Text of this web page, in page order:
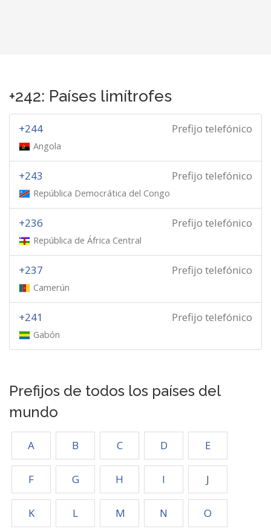
+242: Países limítrofes
Prefijo telefónico
+244
Angola
Prefijo telefónico
+243
República Democrática del Congo
Prefijo telefónico
+236
República de África Central
Prefijo telefónico
+237
Camerún
Prefijo telefónico
+241
Gabón
Prefijos de todos los países del
mundo
A B C D E
F G H I J
K L M N O